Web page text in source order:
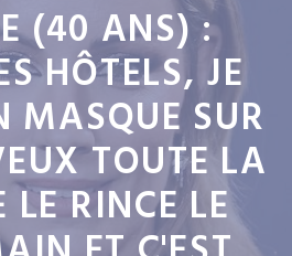
(40 ANS) :
HÔTELS, JE
MASQUE SUR
TOUTE LA
RINCE LE